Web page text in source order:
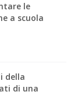
le
a scuola
della
di una